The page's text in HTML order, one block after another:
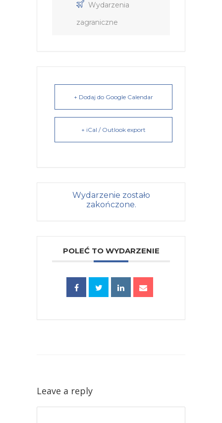
Wydarzenia
zagraniczne
+ Dodaj do Google Calendar
+ iCal / Outlook export
Wydarzenie zostało
zakończone.
POLEĆ TO WYDARZENIE
Leave a reply